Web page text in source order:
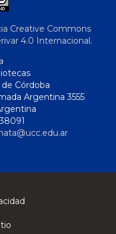
Creative Commons
4.0 Internacional.
Córdoba
Argentina 3555